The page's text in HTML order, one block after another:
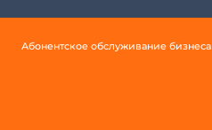
Абонентское обслуживание бизнеса